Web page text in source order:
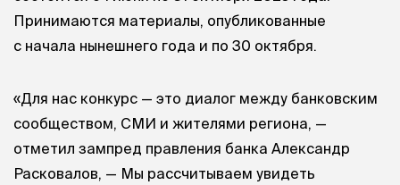
Принимаются материалы, опубликованные
с начала нынешнего года и по 30 октября.
«Для нас конкурс — это диалог между банковским
сообществом, СМИ и жителями региона, —
отметил зампред правления банка Александр
Расковалов, — Мы рассчитываем увидеть